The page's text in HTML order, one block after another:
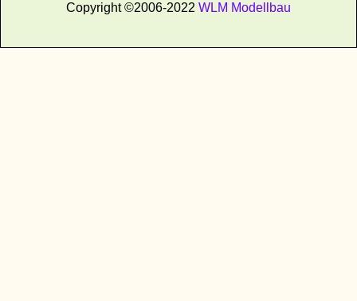
Copyright ©2006-2022 WLM Modellbau